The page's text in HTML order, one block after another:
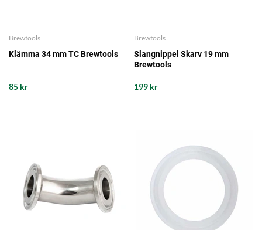
Brewtools
Klämma 34 mm TC Brewtools
85 kr
Brewtools
Slangnippel Skarv 19 mm
Brewtools
199 kr